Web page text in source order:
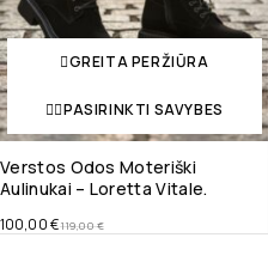
GREITA PERŽIŪRA
PASIRINKTI SAVYBES
Verstos Odos Moteriški
Aulinukai – Loretta Vitale.
119,00€
100,00€